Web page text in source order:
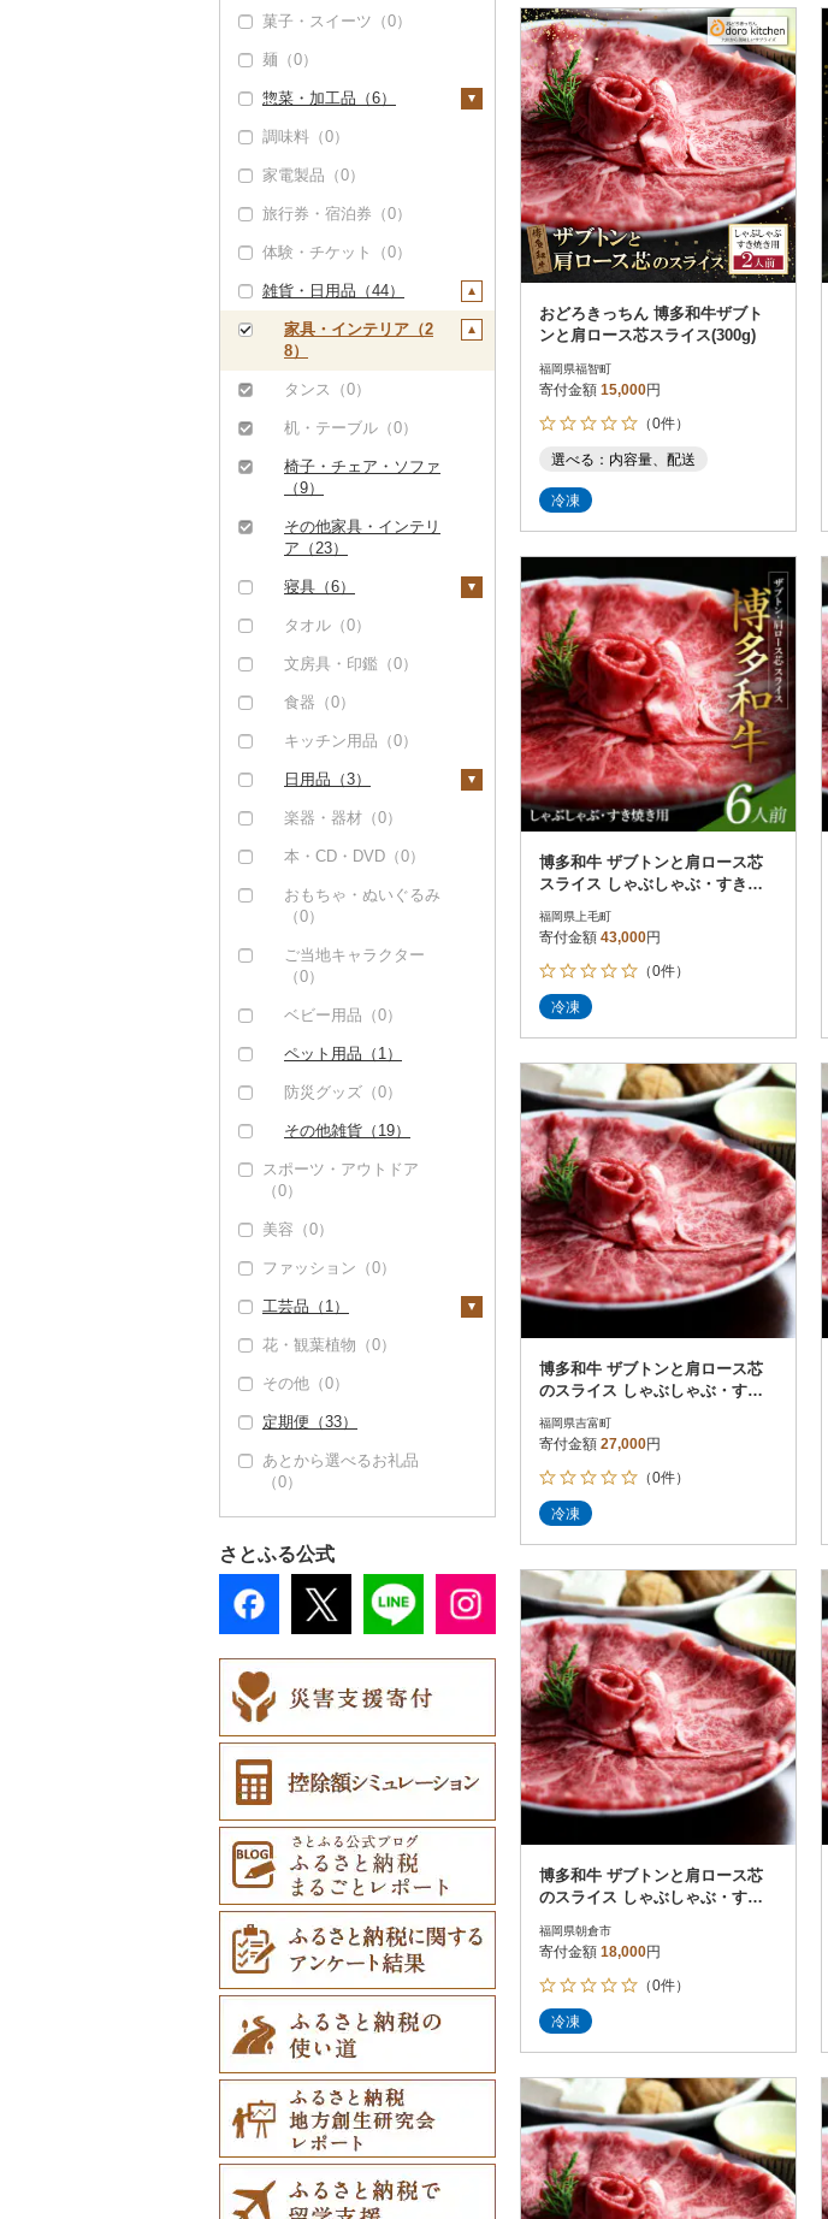
貝（0）
うなぎ（0）
鮮魚（0）
イカ・タコ（0）
海苔・海藻（0）
干物（0）
その他魚介・加工品
しらす・ちりめん
（0）
かまぼこ・練り製品
（0）
その他魚介・加工品
（1）
菓子・スイーツ（0）
麺（0）
惣菜・加工品（6）
惣菜（1）
餃子（0）
シュウマイ（0）
コロッケ（0）
その他惣菜（1）
カレー・シチュー
魚（0）
その他鍋（0）
レトルト（0）
スープ（0）
豆腐・納豆（0）
漬物（0）
缶詰・瓶詰（0）
燻製（スモーク）
調味料（0）
家電製品（0）
旅行券・宿泊券（0）
体験・チケット（0）
雑貨・日用品（44）
家具・インテリア（2
8）
タンス（0）
机・テーブル（0）
椅子・チェア・ソファ
（9）
その他家具・インテリ
ア（23）
寝具（6）
布団（2）
枕（0）
毛布（0）
タオルケット（0）
その他寝具（4）
タオル（0）
文房具・印鑑（0）
食器（0）
キッチン用品（0）
日用品（3）
洗剤（0）
トイレットペーパー
ティッシュ（0）
その他日用品（3）
楽器・器材（0）
本・CD・DVD（0）
おもちゃ・ぬいぐるみ
（0）
ご当地キャラクター
（0）
ベビー用品（0）
ペット用品（1）
防災グッズ（0）
その他雑貨（19）
スポーツ・アウトドア
（0）
美容（0）
ファッション（0）
工芸品（1）
織物（0）
陶器・漆器（0）
その他装飾品・工芸品
数珠（0）
工芸品（0）
播州そろばん（0）
美濃和紙（0）
民芸品（1）
花・観葉植物（0）
その他（0）
定期便（33）
あとから選べるお礼品
（0）
さとふる公式
おどろきっちん 博多和牛ザブト
ンと肩ロース芯スライス(300g)
福岡県福智町
寄付金額 15,000円
（0件）
選べる：内容量、配送
冷凍
博多和牛 ザブトンと肩ロース芯
スライス しゃぶしゃぶ・すき焼
福岡県上毛町
寄付金額 43,000円
（0件）
冷凍
博多和牛 ザブトンと肩ロース芯
のスライス しゃぶしゃぶ・すき
福岡県吉富町
寄付金額 27,000円
（0件）
冷凍
博多和牛 ザブトンと肩ロース芯
のスライス しゃぶしゃぶ・すき
福岡県朝倉市
寄付金額 18,000円
（0件）
冷凍